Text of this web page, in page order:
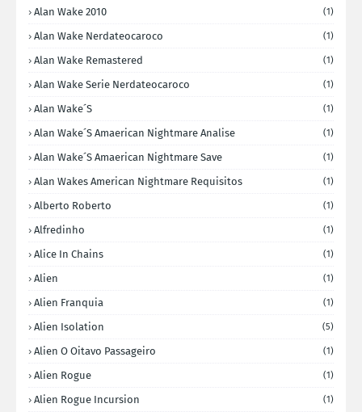
Alan Wake 2010 (1)
Alan Wake Nerdateocaroco (1)
Alan Wake Remastered (1)
Alan Wake Serie Nerdateocaroco (1)
Alan Wake´s (1)
Alan Wake´s Amaerican Nightmare Analise (1)
Alan Wake´s Amaerican Nightmare Save (1)
Alan Wakes American Nightmare Requisitos (1)
Alberto Roberto (1)
Alfredinho (1)
Alice In Chains (1)
Alien (1)
Alien Franquia (1)
Alien Isolation (5)
Alien O Oitavo Passageiro (1)
Alien Rogue (1)
Alien Rogue Incursion (1)